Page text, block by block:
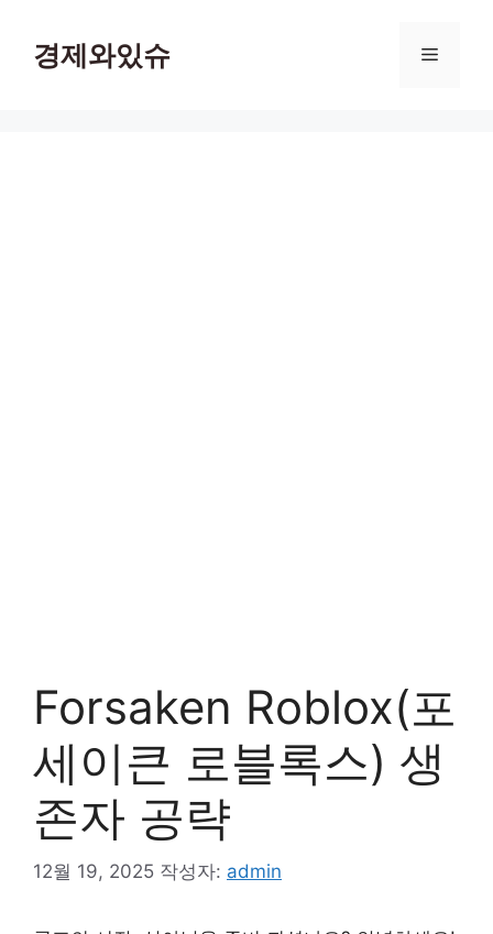
경제와있슈 메
Forsaken Roblox(포
세이큰 로블록스) 생
존자 공략
12월 19, 2025 작성자: admin